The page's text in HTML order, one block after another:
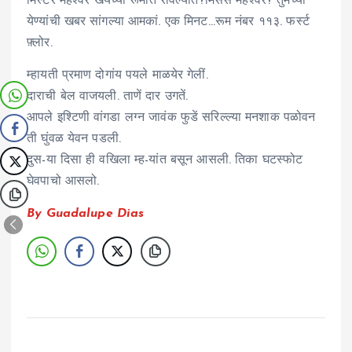
येण्यांची खबर सांगल्या आमकां. एक मिनट…रूम नंबर ११३. फर्स्ट
फ़्लोर.
म्हायती प्रमाण दोगांय पयले माळयेर गेलीं.
दाराची बेल वाजयली. ताणें दार उगतें.
आपले इश्टिणी वांगडा लग्न जावंक फुडें सरिल्ल्या मनशाक पळोवन
ती घुंवळ येवन पडली.
दुस-या दिसा ही वखिला म्ह-यांत बसून आसली. तिका घटस्फोट
घेवपाचो आसलो.
By Guadalupe Dias